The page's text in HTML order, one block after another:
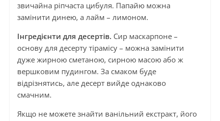
звичайна ріпчаста цибуля. Папайю можна
замінити динею, а лайм – лимоном.
Інгредієнти для десертів. Сир маскарпоне –
основу для десерту тірамісу – можна замінити
дуже жирною сметаною, сирною масою або ж
вершковим пудингом. За смаком буде
відрізнятись, але десерт вийде однаково
смачним.
Якщо не можете знайти ванільний екстракт, його